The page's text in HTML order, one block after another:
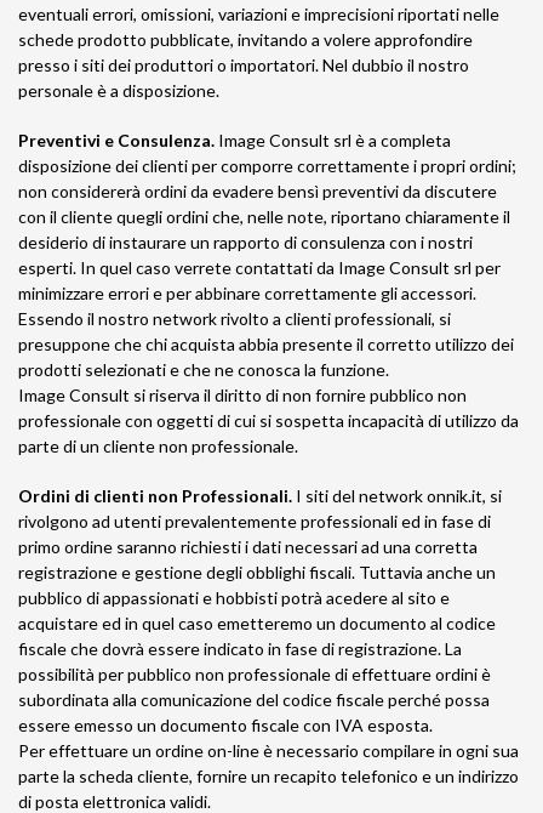
eventuali errori, omissioni, variazioni e imprecisioni riportati nelle
schede prodotto pubblicate, invitando a volere approfondire
presso i siti dei produttori o importatori. Nel dubbio il nostro
personale è a disposizione.
Preventivi e Consulenza. Image Consult srl è a completa
disposizione dei clienti per comporre correttamente i propri ordini;
non considererà ordini da evadere bensì preventivi da discutere
con il cliente quegli ordini che, nelle note, riportano chiaramente il
desiderio di instaurare un rapporto di consulenza con i nostri
esperti. In quel caso verrete contattati da Image Consult srl per
minimizzare errori e per abbinare correttamente gli accessori.
Essendo il nostro network rivolto a clienti professionali, si
presuppone che chi acquista abbia presente il corretto utilizzo dei
prodotti selezionati e che ne conosca la funzione.
Image Consult si riserva il diritto di non fornire pubblico non
professionale con oggetti di cui si sospetta incapacità di utilizzo da
parte di un cliente non professionale.
Ordini di clienti non Professionali. I siti del network onnik.it, si
rivolgono ad utenti prevalentemente professionali ed in fase di
primo ordine saranno richiesti i dati necessari ad una corretta
registrazione e gestione degli obblighi fiscali. Tuttavia anche un
pubblico di appassionati e hobbisti potrà acedere al sito e
acquistare ed in quel caso emetteremo un documento al codice
fiscale che dovrà essere indicato in fase di registrazione. La
possibilità per pubblico non professionale di effettuare ordini è
subordinata alla comunicazione del codice fiscale perché possa
essere emesso un documento fiscale con IVA esposta.
Per effettuare un ordine on-line è necessario compilare in ogni sua
parte la scheda cliente, fornire un recapito telefonico e un indirizzo
di posta elettronica validi.